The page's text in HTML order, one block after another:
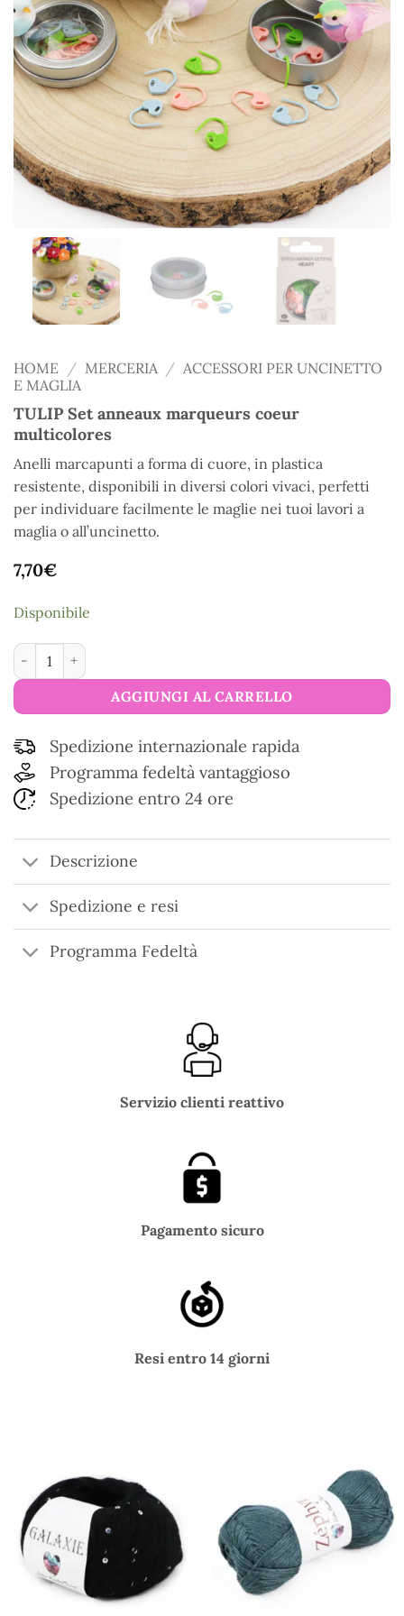
HOME / MERCERIA / ACCESSORI PER UNCINETTO
E MAGLIA
TULIP Set anneaux marqueurs coeur
multicolores
Anelli marcapunti a forma di cuore, in plastica
resistente, disponibili in diversi colori vivaci, perfetti
per individuare facilmente le maglie nei tuoi lavori a
maglia o all’uncinetto.
7,70€
Disponibile
TULIP Set anneaux marqueurs coeur multicolores quantità
AGGIUNGI AL CARRELLO
Spedizione internazionale rapida
Programma fedeltà vantaggioso
Spedizione entro 24 ore
Descrizione
Spedizione e resi
Programma Fedeltà
Servizio clienti reattivo
Pagamento sicuro
Resi entro 14 giorni